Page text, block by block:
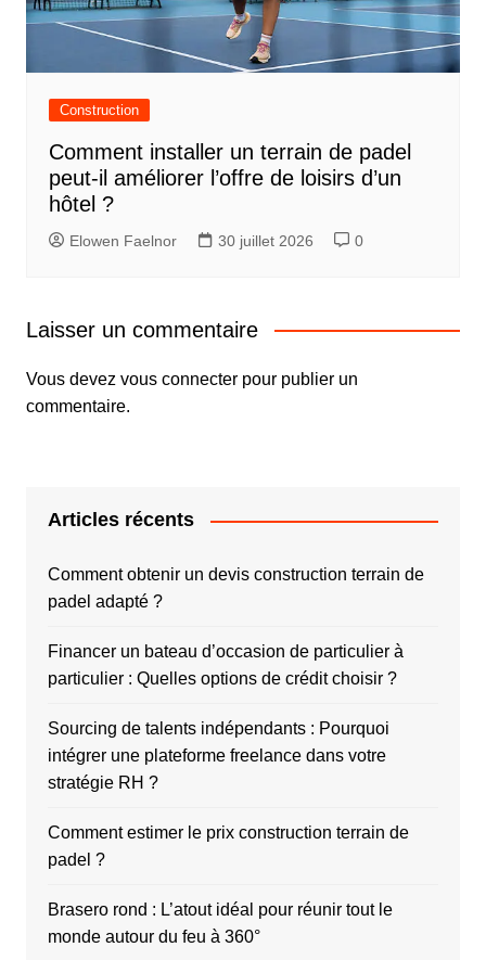
Construction
Comment installer un terrain de padel
peut-il améliorer l’offre de loisirs d’un
hôtel ?
Elowen Faelnor 30 juillet 2026 0
Laisser un commentaire
Vous devez vous connecterpour publier un
commentaire.
Articles récents
Comment obtenir un devis construction terrain de
padel adapté ?
Financer un bateau d’occasion de particulier à
particulier : Quelles options de crédit choisir ?
Sourcing de talents indépendants : Pourquoi
intégrer une plateforme freelance dans votre
stratégie RH ?
Comment estimer le prix construction terrain de
padel ?
Brasero rond : L’atout idéal pour réunir tout le
monde autour du feu à 360°